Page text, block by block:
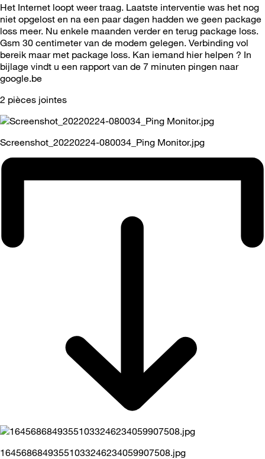
Het Internet loopt weer traag. Laatste interventie was het nog
niet opgelost en na een paar dagen hadden we geen package
loss meer. Nu enkele maanden verder en terug package loss.
Gsm 30 centimeter van de modem gelegen. Verbinding vol
bereik maar met package loss. Kan iemand hier helpen ? In
bijlage vindt u een rapport van de 7 minuten pingen naar
google.be
2 pièces jointes
Screenshot_20220224-080034_Ping Monitor.jpg
16456868493551033246234059907508.jpg